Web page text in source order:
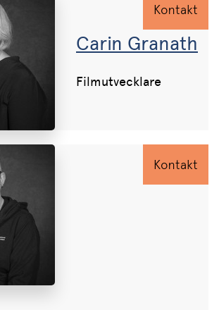
Kontakt
Carin Granath
Filmutvecklare
Kontakt